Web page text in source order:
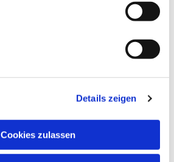
Details zeigen
Cookies zulassen